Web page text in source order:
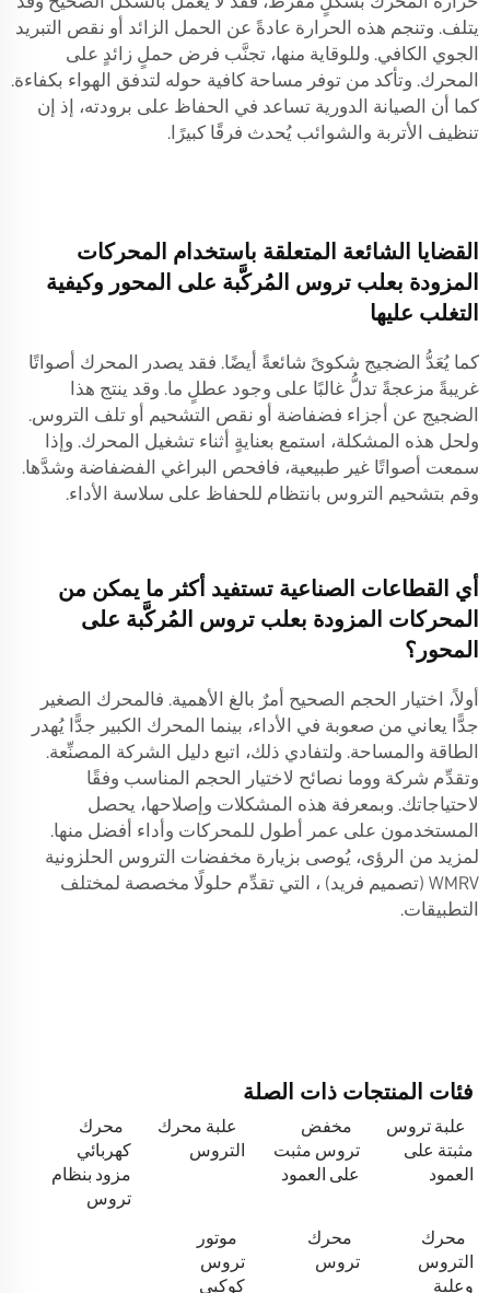
يتلف. وتنجم هذه الحرارة عادةً عن الحمل الزائد أو نقص التبريد
الجوي الكافي. وللوقاية منها، تجنَّب فرض حملٍ زائدٍ على
المحرك. وتأكد من توفر مساحة كافية حوله لتدفق الهواء بكفاءة.
كما أن الصيانة الدورية تساعد في الحفاظ على برودته، إذ إن
تنظيف الأتربة والشوائب يُحدث فرقًا كبيرًا.
القضايا الشائعة المتعلقة باستخدام المحركات
المزودة بعلب تروس المُركَّبة على المحور وكيفية
التغلب عليها
كما يُعَدُّ الضجيج شكوىً شائعةً أيضًا. فقد يصدر المحرك أصواتًا
غريبةً مزعجةً تدلُّ غالبًا على وجود عطلٍ ما. وقد ينتج هذا
الضجيج عن أجزاء فضفاضة أو نقص التشحيم أو تلف التروس.
ولحل هذه المشكلة، استمع بعنايةٍ أثناء تشغيل المحرك. وإذا
سمعت أصواتًا غير طبيعية، فافحص البراغي الفضفاضة وشدَّها.
وقم بتشحيم التروس بانتظام للحفاظ على سلاسة الأداء.
أي القطاعات الصناعية تستفيد أكثر ما يمكن من
المحركات المزودة بعلب تروس المُركَّبة على
المحور؟
أولاً، اختيار الحجم الصحيح أمرٌ بالغ الأهمية. فالمحرك الصغير
جدًّا يعاني من صعوبة في الأداء، بينما المحرك الكبير جدًّا يُهدر
الطاقة والمساحة. ولتفادي ذلك، اتبع دليل الشركة المصنِّعة.
وتقدِّم شركة ووما نصائح لاختيار الحجم المناسب وفقًا
لاحتياجاتك. وبمعرفة هذه المشكلات وإصلاحها، يحصل
المستخدمون على عمر أطول للمحركات وأداء أفضل منها.
لمزيد من الرؤى، يُوصى بزيارة مخفضات التروس الحلزونية
WMRV (تصميم فريد)
، التي تقدِّم حلولًا مخصصة لمختلف
التطبيقات.
فئات المنتجات ذات الصلة
علبة تروس
مثبتة على
العمود
مخفض
تروس مثبت
على العمود
علبة محرك
التروس
محرك
كهربائي
مزود بنظام
تروس
محرك
التروس
وعلبة
محرك
تروس
موتور
تروس
كوكبي